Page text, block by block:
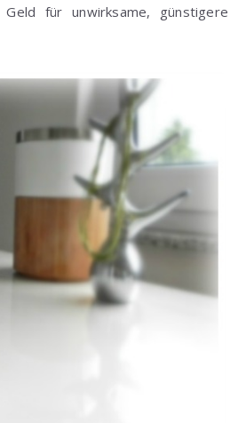
für unwirksame, günstigere